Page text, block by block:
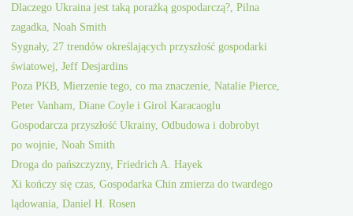
Dlaczego Ukraina jest taką porażką gospodarczą?, Pilna
zagadka, Noah Smith
Sygnały, 27 trendów określających przyszłość gospodarki
światowej, Jeff Desjardins
Poza PKB, Mierzenie tego, co ma znaczenie, Natalie Pierce,
Peter Vanham, Diane Coyle i Girol Karacaoglu
Gospodarcza przyszłość Ukrainy, Odbudowa i dobrobyt
po wojnie, Noah Smith
Droga do pańszczyzny, Friedrich A. Hayek
Xi kończy się czas, Gospodarka Chin zmierza do twardego
lądowania, Daniel H. Rosen